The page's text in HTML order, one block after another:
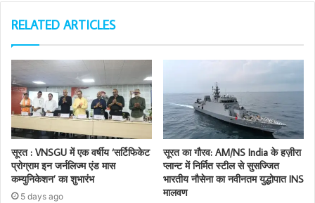
RELATED ARTICLES
सूरत : VNSGU में एक वर्षीय ‘सर्टिफिकेट
प्रोग्राम इन जर्नलिज्म एंड मास
कम्युनिकेशन’ का शुभारंभ
5 days ago
सूरत का गौरव: AM/NS India के हज़ीरा
प्लान्ट में निर्मित स्टील से सुसज्जित
भारतीय नौसेना का नवीनतम युद्धोपात INS
मालवण